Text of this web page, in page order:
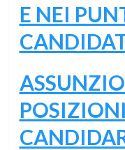
E NEI